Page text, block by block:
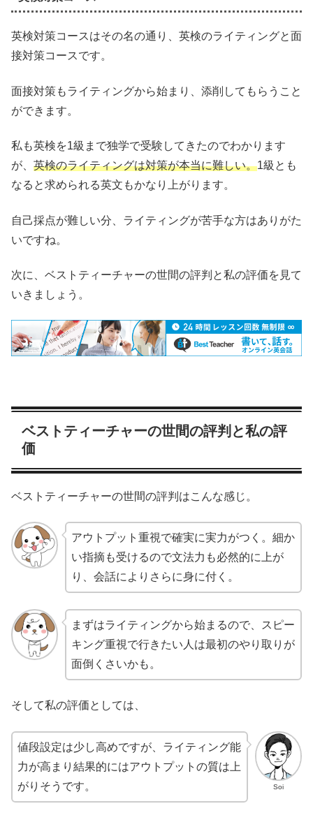
英検対策コースはその名の通り、英検のライティングと面
接対策コースです。
面接対策もライティングから始まり、添削してもらうこと
ができます。
私も英検を1級まで独学で受験してきたのでわかります
が、 英検のライティングは対策が本当に難しい。1級とも
なると求められる英文もかなり上がります。
自己採点が難しい分、ライティングが苦手な方はありがた
いですね。
次に、ベストティーチャーの世間の評判と私の評価を見て
いきましょう。
ベストティーチャーの世間の評判と私の評
価
ベストティーチャーの世間の評判はこんな感じ。
アウトプット重視で確実に実力がつく。細か
い指摘も受けるので文法力も必然的に上が
り、会話によりさらに身に付く。
まずはライティングから始まるので、スピー
キング重視で行きたい人は最初のやり取りが
面倒くさいかも。
そして私の評価としては、
Soi
値段設定は少し高めですが、ライティング能
力が高まり結果的にはアウトプットの質は上
がりそうです。